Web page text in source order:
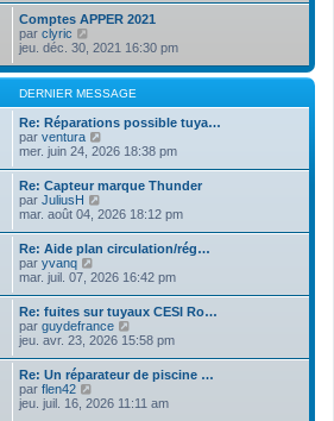
g
e
e
s
s
a
g
n
i
r
m
e
s
s
a
e
e
d
e
r
n
i
e
r
m
s
s
a
e
Comptes APPER 2021
par clyric
o
r
l
d
e
r
n
i
e
r
m
e
s
s
a
jeu. déc. 30, 2021 16:30 pm
DERNIER MESSAGE
Re: Réparations possible tuya…
par ventura
o
l
e
d
e
r
i
e
r
m
e
s
s
a
e
mer. juin 24, 2026 18:38 pm
Re: Capteur marque Thunder
par JuliusH
o
l
e
d
e
r
n
i
e
r
m
e
s
mar. août 04, 2026 18:12 pm
Re: Aide plan circulation/rég…
par yvanq
o
l
e
d
e
r
i
mar. juil. 07, 2026 16:42 pm
Re: fuites sur tuyaux CESI Ro…
par guydefrance
o
l
e
d
jeu. avr. 23, 2026 15:58 pm
Re: Un réparateur de piscine …
par flen42
o
jeu. juil. 16, 2026 11:11 am